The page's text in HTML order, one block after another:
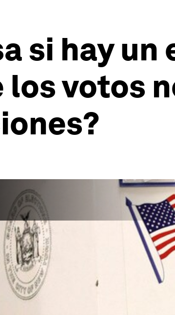
si hay
los votos